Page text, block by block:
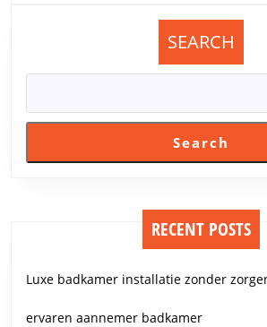
SEARCH
Search
RECENT POSTS
Luxe badkamer installatie zonder
ervaren aannemer badkamer